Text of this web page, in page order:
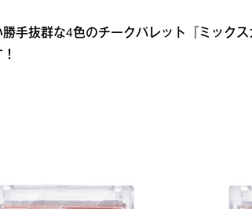
勝手抜群な4色のチークパレット『ミック